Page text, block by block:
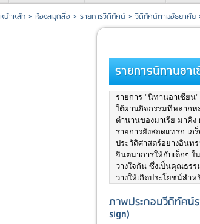
หน้าหลัก > ห้องสมุดสื่อ > รายการวีดิทัศน์ > วีดิทัศน์ตามอัธยาศัย
รายการนิทานอ
รายการ "นิทานอาเซียน"
ใต้ผ่านกิจกรรมที่หลากห
ตำนานของมาเรีย มาคิ
รายการยังสอดแทรก เ
ประวัติศาสตร์อย่างอินท
จินตนาการให้กับเด็กๆ ใ
วางใจกัน ซึ่งเป็นคุณธรร
ว่างให้เกิดประโยชน์สำ
ภาพประกอบวีดิทัศน์
sign)